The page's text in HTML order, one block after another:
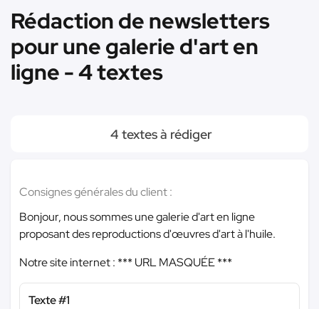
Rédaction de newsletters
pour une galerie d'art en
ligne - 4 textes
4 textes à rédiger
Consignes générales du client :
Bonjour, nous sommes une galerie d'art en ligne
proposant des reproductions d'œuvres d'art à l'huile.
Notre site internet : *** URL MASQUÉE ***
Texte #1